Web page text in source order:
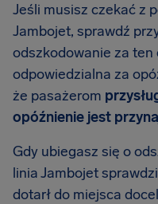
Jeśli musisz czekać z
Jambojet, sprawdź
odszkodowanie za ten
odpowiedzialna za
że pasażerom
opóźnienie jest
Gdy ubiegasz się o
linia Jambojet
dotarł do miejsca